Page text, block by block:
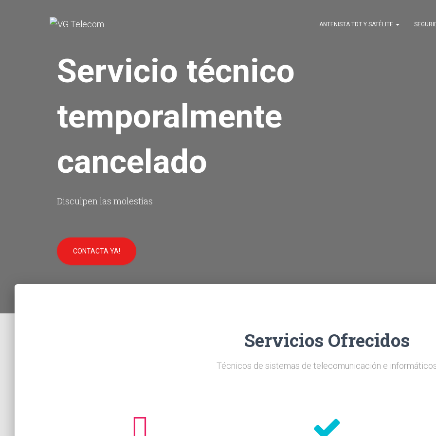
ANTENISTA TDT Y SATÉLITE
Servicio técnico
temporalmente
cancelado
Disculpen las molestias
CONTACTA YA!
Servicios Ofrecidos
Técnicos de sistemas de telecomunicación e